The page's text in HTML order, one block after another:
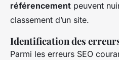
référencement peuvent
classement d’un site.
Identification des
Parmi les erreurs SEO